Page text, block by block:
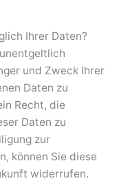
Ihrer Daten?
und Zweck Ihrer
Daten zu
Recht, die
Daten zu
zur
können Sie diese
widerrufen.